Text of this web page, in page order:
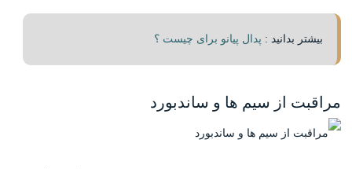
بیشتر بدانید : پدال پیانو برای چیست ؟
مراقبت از سیم ها و ساندبورد